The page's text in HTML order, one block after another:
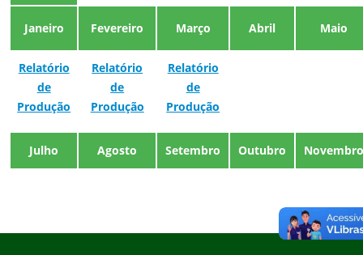
Janeiro Fevereiro Março Abril Maio
Relatório
de
Produção
Relatório
de
Produção
Relatório
de
Produção
Julho Agosto Setembro Outubro